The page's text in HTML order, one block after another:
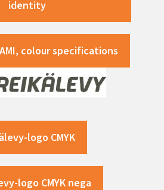
identity
colour specifications
logo CMYK
logo CMYK nega